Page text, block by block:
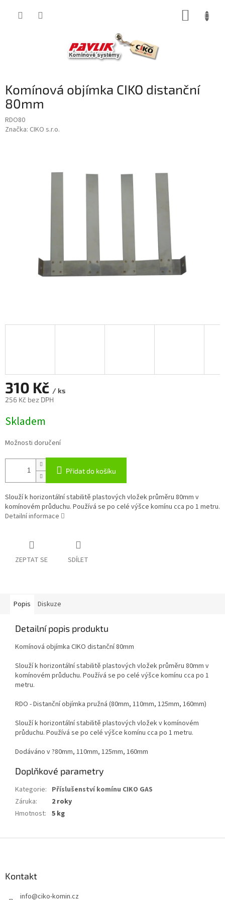
Komínová objímka CIKO distanční
80mm
RDO80
Značka: CIKO s.r.o.
310 Kč / ks
256 Kč bez DPH
cena:
Skladem
Možnosti doručení
Přidat do košíku
Slouží k horizontální stabilitě plastových vložek průměru 80mm v
komínovém průduchu. Používá se po celé výšce komínu cca po 1 metru.
Detailní informace
ZEPTAT SE SDÍLET
Popis Diskuze
Detailní popis produktu
Komínová objímka CIKO distanční 80mm
Slouží k horizontální stabilitě plastových vložek průměru 80mm v
komínovém průduchu. Používá se po celé výšce komínu cca po 1
metru.
RDO - Distanční objímka pružná (80mm, 110mm, 125mm, 160mm)
Slouží k horizontální stabilitě plastových vložek v komínovém
průduchu. Používá se po celé výšce komínu cca po 1 metru.
Dodáváno v ?80mm, 110mm, 125mm, 160mm
Doplňkové parametry
Kategorie: Příslušenství komínu CIKO GAS
Záruka:
2 roky
Hmotnost: 5 kg
Kontakt
info@ciko-komin.cz